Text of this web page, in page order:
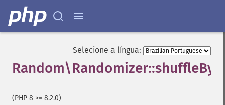
Selecione a língua:
(PHP 8 >= 8.2.0)